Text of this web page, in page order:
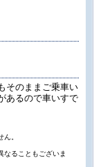
そのままご乗車い
あるので車いすで
。
なることもございま